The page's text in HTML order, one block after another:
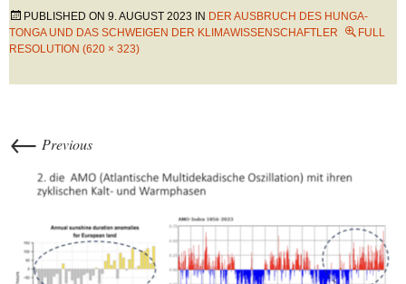
PUBLISHED ON 9. AUGUST 2023 IN DER AUSBRUCH DES HUNGA-
TONGA UND DAS SCHWEIGEN DER KLIMAWISSENSCHAFTLER
FULL
RESOLUTION (620 × 323)
← Previous